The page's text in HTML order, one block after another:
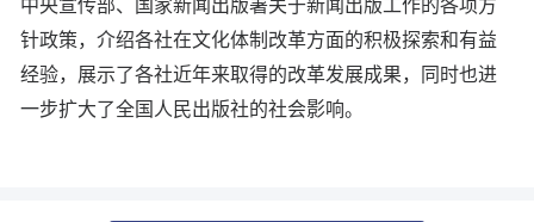
中央宣传部、国家新闻出版署关于新闻出版工作的各项方
针政策，介绍各社在文化体制改革方面的积极探索和有益
经验，展示了各社近年来取得的改革发展成果，同时也进
一步扩大了全国人民出版社的社会影响。